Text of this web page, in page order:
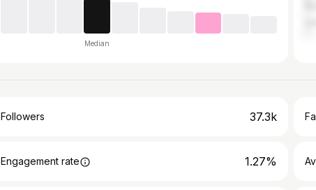
Median
Followers 37.3k
Engagement rate 1.27%